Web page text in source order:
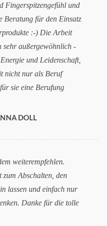
Fingerspitzengefühl und
Beratung für den Einsatz
:-) Die Arbeit
außergewöhnlich -
und Leidenschaft,
nicht nur als Beruf
sie eine Berufung
DOLL
weiterempfehlen.
zum Abschalten, den
lassen und einfach nur
Danke für die tolle